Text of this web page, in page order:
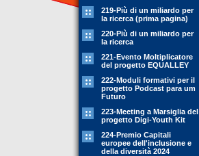
219-Più di un miliardo per
la ricerca (prima pagina)
220-Più di un miliardo per
la ricerca
221-Evento Moltiplicatore
del progetto EQUALLEY
222-Moduli formativi per il
progetto Podcast para um
Futuro
223-Meeting a Marsiglia del
progetto Digi-Youth Kit
224-Premio Capitali
europee dell'inclusione e
della diversità 2024